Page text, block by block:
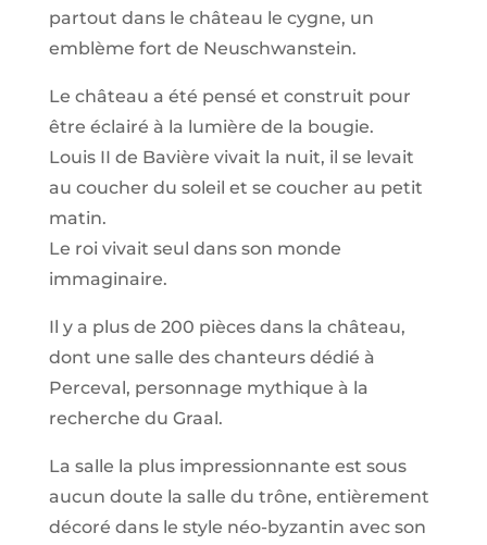
partout dans le château le cygne, un
emblème fort de Neuschwanstein.
Le château a été pensé et construit pour
être éclairé à la lumière de la bougie.
Louis II de Bavière vivait la nuit, il se levait
au coucher du soleil et se coucher au petit
matin.
Le roi vivait seul dans son monde
immaginaire.
Il y a plus de 200 pièces dans la château,
dont une salle des chanteurs dédié à
Perceval, personnage mythique à la
recherche du Graal.
La salle la plus impressionnante est sous
aucun doute la salle du trône, entièrement
décoré dans le style néo-byzantin avec son